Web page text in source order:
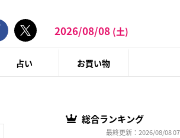
2026/08/08 (土)
占い お買い物
総合ランキング
最終更新：2026/08/08